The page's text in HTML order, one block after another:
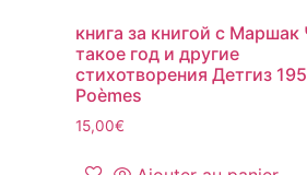
книга за книгой с Маршак
такое год и другие
стихотворения Детгиз
Poèmes
15,00€